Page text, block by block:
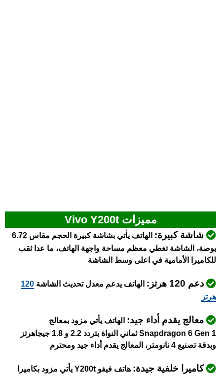
مميزات Vivo Y200t
شاشة كبيرة:
الهاتف يأتي بشاشة كبيرة الحجم مقاس 6.72
بوصة، الشاشة تغطي معظم مساحة واجهة الهاتف، ما عدا ثقب
للكاميرا الأمامية في اعلى وسط الشاشة
دعم 120 هرتز: الهاتف يدعم معدل تحديث الشاشة 120
هرتز
معالج يقدم أداء جيد: الهاتف يأتي مزود بمعالج
Snapdragon 6 Gen 1 ثماني النواة بتردد 2.2 و 1.8 جيجاهرتز
وبدقة تصنيع 4 نانومتر، المعالج يقدم أداء جيد ومحترم
كاميرا خلفية جيدة:
هاتف فيفو Y200t يأتي مزود بكاميرا